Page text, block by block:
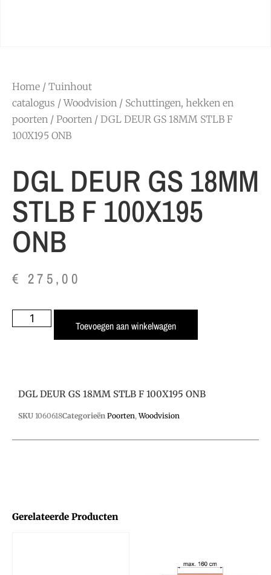
Home / Tuinhout
catalogus /Woodvision / Schuttingen, hekken en
poorten / Poorten / DGL DEUR GS 18MM STLB F
100X195 ONB
DGL DEUR GS 18MM
STLB F 100X195
ONB
€ 275,00
Toevoegen aan winkelwagen
Gerelateerde Producten
DGL DEUR GS 18MM STLB F 100X195 ONB
SKU 1060618Categorieën Poorten,Woodvision